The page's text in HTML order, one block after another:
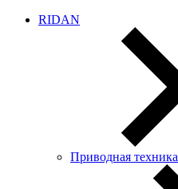
RIDAN
Приводная техника